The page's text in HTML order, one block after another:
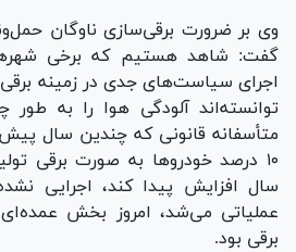
وی بر ضرورت برقی‌سازی ناوگان
گفت: شاهد هستیم که برخی
اجرای سیاست‌های جدی در زمینه
توانسته‌اند آلودگی هوا را به
متأسفانه قانونی که چندین سال
۱۰ درصد خودرو‌ها به صورت برقی
سال افزایش پیدا کند، اجرایی
عملیاتی می‌شد، امروز بخش عمده‌ای
برقی بود.